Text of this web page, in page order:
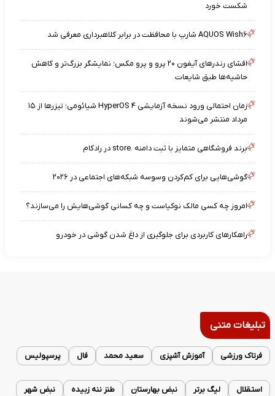
شکست خورد
AQUOS Wish۶ شارپ با محافظت در برابر کلاهبرداری معرفی شد
افشای رندرهای آیفون ۲۰ پرو و پرو مکس؛ نمایشگر بزرگ‌تر و کاهش
حاشیه‌ها طبق شایعات
زمان احتمالی ورود نسخه آزمایشی HyperOS ۴ شیائومی؛ تیزرها از ۱۵
مرداد منتشر می‌شوند
برند فروشگاهی متمایز با ثبت دامنه .store در رادکام
گوشی‌هایی برای کم‌کردن وسوسه شبکه‌های اجتماعی در ۲۰۲۶
امروز چه کسی مالک نوکیاست و چه کسانی گوشی‌هایش را می‌سازند؟
راهکارهای کاربردی برای جلوگیری از داغ شدن گوشی در خودرو
تبلیغات متنی
فرتاک ورزشی آموزش آشپزی سعید محمد فال پرسپولیس
استقلال لیگ برتر نبض بهارستان طنز ننه زبیده نبض شهر